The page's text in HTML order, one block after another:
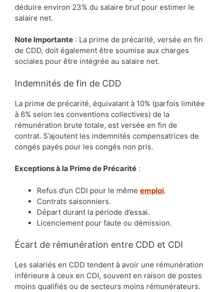
déduire environ 23% du salaire brut pour estimer le
salaire net.
Note Importante : La prime de précarité, versée en fin
de CDD, doit également être soumise aux charges
sociales pour être intégrée au salaire net.
Indemnités de fin de CDD
La prime de précarité, équivalant à 10% (parfois limitée
à 6% selon les conventions collectives) de la
rémunération brute totale, est versée en fin de
contrat. S’ajoutent les indemnités compensatrices de
congés payés pour les congés non pris.
Exceptions à la Prime de Précarité :
Refus d’un CDI pour le même emploi.
Contrats saisonniers.
Départ durant la période d’essai.
Licenciement pour faute ou démission.
Écart de rémunération entre CDD et CDI
Les salariés en CDD tendent à avoir une rémunération
inférieure à ceux en CDI, souvent en raison de postes
moins qualifiés ou de secteurs moins rémunérateurs.